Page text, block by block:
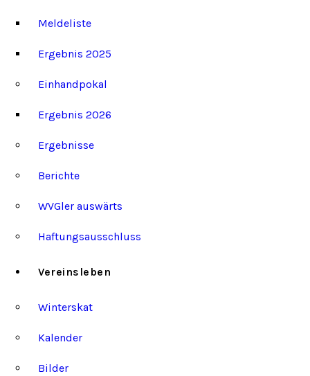
Meldeliste
Ergebnis 2025
Einhandpokal
Ergebnis 2026
Ergebnisse
Berichte
WVGler auswärts
Haftungsausschluss
Vereinsleben
Winterskat
Kalender
Bilder